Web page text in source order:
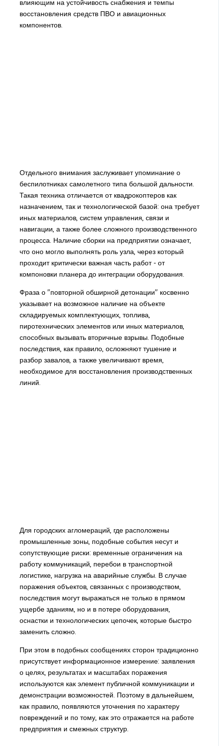
влияющим на устойчивость снабжения и темпы
восстановления средств ПВО и авиационных
компонентов.
Отдельного внимания заслуживает упоминание о
беспилотниках самолетного типа большой дальности.
Такая техника отличается от квадрокоптеров как
назначением, так и технологической базой: она требует
иных материалов, систем управления, связи и
навигации, а также более сложного производственного
процесса. Наличие сборки на предприятии означает,
что оно могло выполнять роль узла, через который
проходит критически важная часть работ - от
компоновки планера до интеграции оборудования.
Фраза о "повторной обширной детонации" косвенно
указывает на возможное наличие на объекте
складируемых комплектующих, топлива,
пиротехнических элементов или иных материалов,
способных вызывать вторичные взрывы. Подобные
последствия, как правило, осложняют тушение и
разбор завалов, а также увеличивают время,
необходимое для восстановления производственных
линий.
Для городских агломераций, где расположены
промышленные зоны, подобные события несут и
сопутствующие риски: временные ограничения на
работу коммуникаций, перебои в транспортной
логистике, нагрузка на аварийные службы. В случае
поражения объектов, связанных с производством,
последствия могут выражаться не только в прямом
ущербе зданиям, но и в потере оборудования,
оснастки и технологических цепочек, которые быстро
заменить сложно.
При этом в подобных сообщениях сторон традиционно
присутствует информационное измерение: заявления
о целях, результатах и масштабах поражения
используются как элемент публичной коммуникации и
демонстрации возможностей. Поэтому в дальнейшем,
как правило, появляются уточнения по характеру
повреждений и по тому, как это отражается на работе
предприятия и смежных структур.